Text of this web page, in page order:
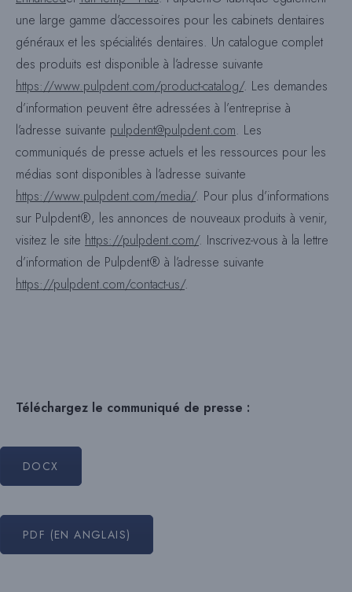
une large gamme d’accessoires pour les cabinets dentaires
généraux et les spécialités dentaires. Un catalogue complet
des produits est disponible à l’adresse suivante
https://www.pulpdent.com/product-catalog/. Les demandes
d’information peuvent être adressées à l’entreprise à
l’adresse suivante pulpdent@pulpdent.com. Les
communiqués de presse actuels et les ressources pour les
médias sont disponibles à l’adresse suivante
https://www.pulpdent.com/media/. Pour plus d’informations
sur Pulpdent®, les annonces de nouveaux produits à venir,
visitez le site https://pulpdent.com/. Inscrivez-vous à la lettre
d’information de Pulpdent® à l’adresse suivante
https://pulpdent.com/contact-us/.
Téléchargez le communiqué de presse :
DOCX
PDF (EN ANGLAIS)